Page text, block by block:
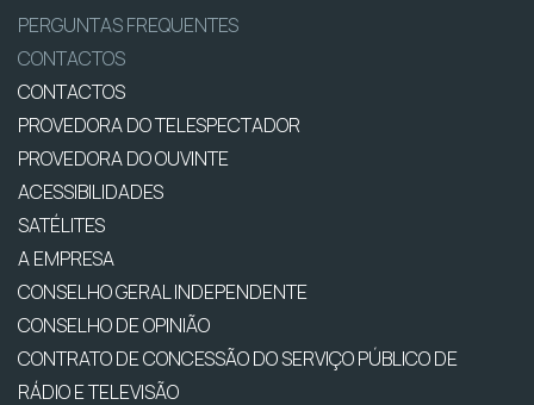
PERGUNTAS FREQUENTES
CONTACTOS
CONTACTOS
PROVEDORA DO TELESPECTADOR
PROVEDORA DO OUVINTE
ACESSIBILIDADES
SATÉLITES
A EMPRESA
CONSELHO GERAL INDEPENDENTE
CONSELHO DE OPINIÃO
CONTRATO DE CONCESSÃO DO SERVIÇO PÚBLICO DE
RÁDIO E TELEVISÃO